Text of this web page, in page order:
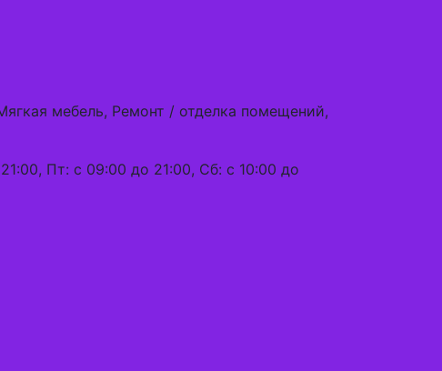
мебель, Ремонт / отделка помещений,
Пт: с 09:00 до 21:00, Сб: с 10:00 до